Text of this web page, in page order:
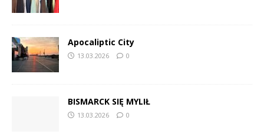
Apocaliptic City
13.03.2026 0
BISMARCK SIĘ MYLIŁ
13.03.2026 0